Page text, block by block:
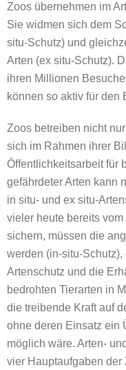
Zoos übernehmen im
Sie widmen sich dem
situ-Schutz) und
Arten (ex situ-Schutz).
ihren Millionen
können so aktiv für den
Zoos betreiben nicht
sich im Rahmen ihrer
Öffentlichkeitsarbeit für
gefährdeter Arten kann
in situ- und ex situ-
vieler heute bereits
sichern, müssen die
werden (in-situ-
Artenschutz und die
bedrohten Tierarten in
die treibende Kraft auf
ohne deren Einsatz ein
möglich wäre. Arten-
vier Hauptaufgaben der